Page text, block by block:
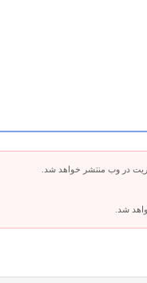
در وب منتشر خواهد شد.
شد.